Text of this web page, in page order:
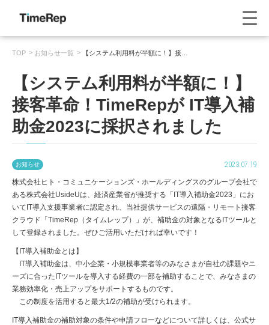
TOP お知らせ一覧 【システム利用料が半額に！】接…
【システム利用料が半額に！】
接客革命！TimeRepが IT導入補
助金2023に採択されました
お知らせ 2023.07.19
株式会社ヒト・コミュニケーションズ・ホールディングスのグループ会社で
ある株式会社UsideUは、経済産業省が推奨する「IT導入補助金2023」にお
いてIT導入支援事業者に認定され、当社提供サービスの遠隔・リモート接客
クラウド「TimeRep（タイムレップ）」が、補助金の対象となるITツールと
して登録されました。ぜひご活用いただければ幸いです！
【IT導入補助金とは】
IT導入補助金は、中小企業・小規模事業者等のみなさまが自社の課題やニ
ーズに合ったITツールを導入する経費の一部を補助することで、みなさまの
業務効率化・売上アップをサポートするものです。
この制度を活用すると最大1/2の補助が受けられます。
IT導入補助金の補助対象の条件や申請フローなどについて詳しくは、公式サ